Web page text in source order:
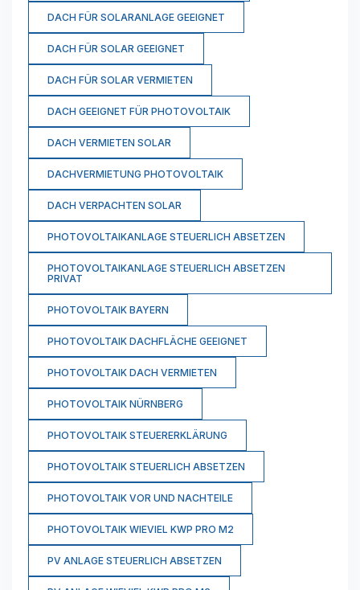
DACH FÜR SOLARANLAGE GEEIGNET
DACH FÜR SOLAR GEEIGNET
DACH FÜR SOLAR VERMIETEN
DACH GEEIGNET FÜR PHOTOVOLTAIK
DACH VERMIETEN SOLAR
DACHVERMIETUNG PHOTOVOLTAIK
DACH VERPACHTEN SOLAR
PHOTOVOLTAIKANLAGE STEUERLICH ABSETZEN
PHOTOVOLTAIKANLAGE STEUERLICH ABSETZEN
PRIVAT
PHOTOVOLTAIK BAYERN
PHOTOVOLTAIK DACHFLÄCHE GEEIGNET
PHOTOVOLTAIK DACH VERMIETEN
PHOTOVOLTAIK NÜRNBERG
PHOTOVOLTAIK STEUERERKLÄRUNG
PHOTOVOLTAIK STEUERLICH ABSETZEN
PHOTOVOLTAIK VOR UND NACHTEILE
PHOTOVOLTAIK WIEVIEL KWP PRO M2
PV ANLAGE STEUERLICH ABSETZEN